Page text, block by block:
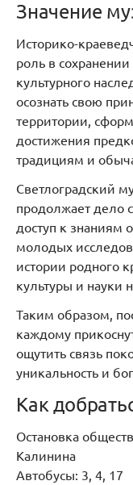
Значение
Историко-
роль в
культурного
осознать свою
территории,
достижения
традициям и
Светлоградский
продолжает дело
доступ к знаниям
молодых
истории родного
культуры и науки
Таким образом,
каждому
ощутить связь
уникальность и
Как
Остановка
Калинина
Автобусы: 3, 4, 17